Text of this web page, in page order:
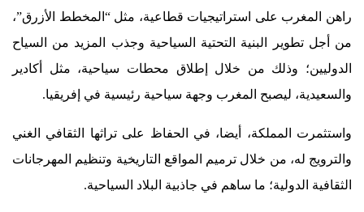
راهن المغرب على استراتيجيات قطاعية، مثل “المخطط الأزرق”،
من أجل تطوير البنية التحتية السياحية وجذب المزيد من السياح
الدوليين؛ وذلك من خلال إطلاق محطات سياحية، مثل أكادير
والسعيدية، ليصبح المغرب وجهة سياحية رئيسية في إفريقيا.
واستثمرت المملكة، أيضا، في الحفاظ على تراثها الثقافي الغني
والترويج له، من خلال ترميم المواقع التاريخية وتنظيم المهرجانات
الثقافية الدولية؛ ما ساهم في جاذبية البلاد السياحية.